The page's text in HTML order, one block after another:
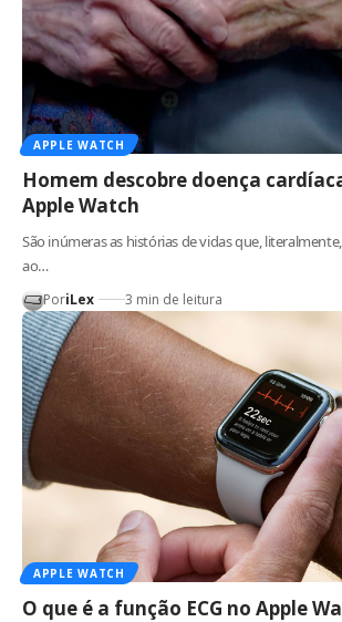
APPLE WATCH
Homem descobre doença
Apple Watch
São inúmeras as histórias de vidas que,
ao…
PoriLex 3 min de leitura
APPLE WATCH
O que é a função ECG no Apple